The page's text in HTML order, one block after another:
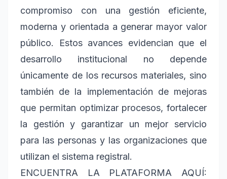
compromiso con una gestión eficiente,
moderna y orientada a generar mayor valor
público. Estos avances evidencian que el
desarrollo institucional no depende
únicamente de los recursos materiales, sino
también de la implementación de mejoras
que permitan optimizar procesos, fortalecer
la gestión y garantizar un mejor servicio
para las personas y las organizaciones que
utilizan el sistema registral.
ENCUENTRA LA PLATAFORMA AQUÍ: